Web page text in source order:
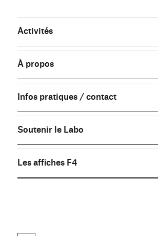
Activités
À propos
Infos pratiques / contact
Soutenir le Labo
Les affiches F4